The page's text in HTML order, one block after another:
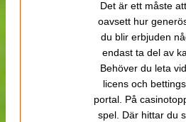
Det är ett måste
oavsett hur
du blir erbjuden
endast ta del av
Behöver du leta
licens och
portal. På
spel. Där hittar du